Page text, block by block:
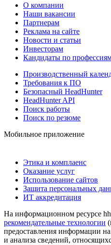
О компании
Наши вакансии
Партнерам
Реклама на сайте
Новости и статьи
Инвесторам
Кандидаты по
Производственный
Требования к ПО
Безопасный HeadHunter
HeadHunter API
Поиск работы
Поиск по резюме
Мобильное приложение
Этика и комплаенс
Оказание услуг
Использование сайтов
Защита персональных
ИТ аккредитация
На информационном ресурсе
рекомендательные технологии
предоставления информации
и анализа сведений,